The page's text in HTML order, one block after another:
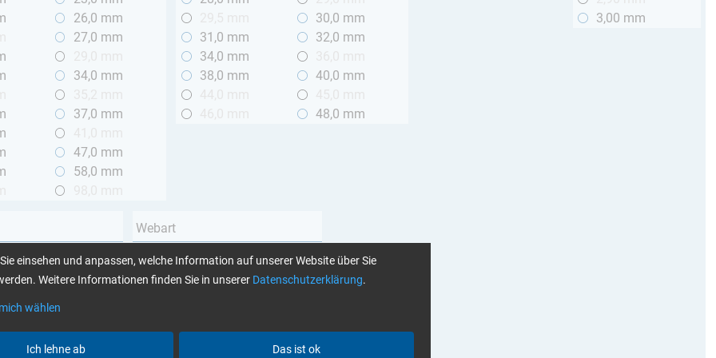
26,0 mm
27,0 mm
34,0 mm
37,0 mm
47,0 mm
58,0 mm
30,0 mm
31,0 mm
32,0 mm
34,0 mm
38,0 mm
40,0 mm
48,0 mm
3,00 mm
Webart
einsehen und anpassen, welche Information auf unserer Website über Sie
Weitere Informationen finden Sie in unserer Datenschutzerklärung.
wählen
Ich lehne ab Das ist ok